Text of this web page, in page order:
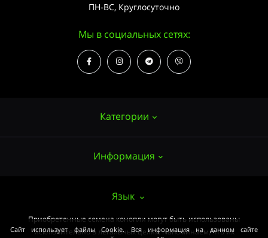
Категории
Мощные сорта
Информация
Публичный договор (ОФЕРТА)
ПН-ВС, Круглосуточно
Мы в социальных сетях:
Язык
Приобретенные семена конопли могут быть использованы
исключительно в легальных целях. Напоминаем, что их
Сайт использует файлы Cookie. Вся информация на данном сайте